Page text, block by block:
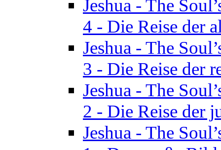
Jeshua - The
4 - Die Reise der
Jeshua - The
3 - Die Reise der
Jeshua - The
2 - Die Reise der
Jeshua - The